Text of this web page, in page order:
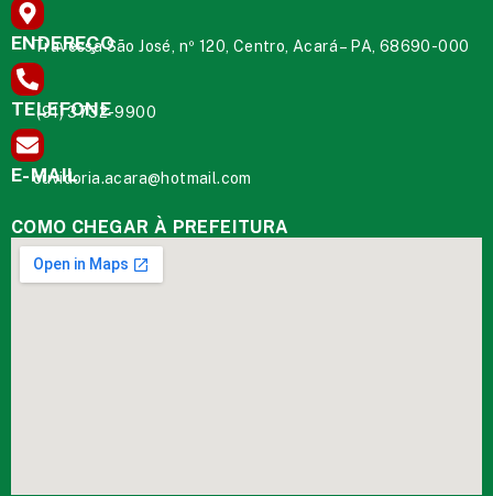
ENDEREÇO
Travessa São José, nº 120, Centro, Acará – PA, 68690-000
TELEFONE
(91) 3732-9900
E-MAIL
ouvidoria.acara@hotmail.com
COMO CHEGAR À PREFEITURA